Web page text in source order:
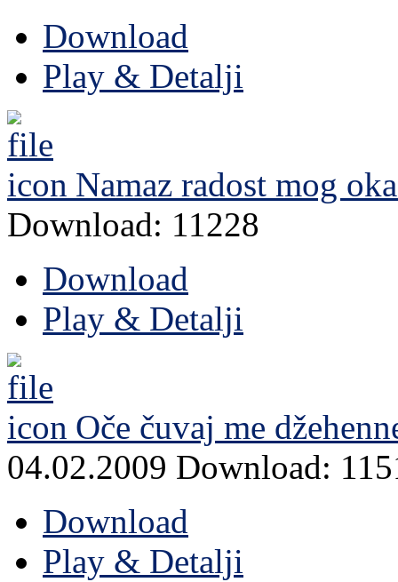
Download
Play & Detalji
Namaz radost mog
Download: 11228
Download
Play & Detalji
Oče čuvaj me
04.02.2009 Download:
Download
Play & Detalji